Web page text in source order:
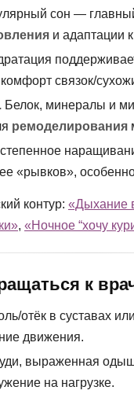
сон —
и адаптации
связок/
Белок, минералы и
ремоделирования
«рывков»,
контур: «Дыхание
, «Ночное “хочу
к
отёк в суставах
движения.
выраженная
на нагрузке.